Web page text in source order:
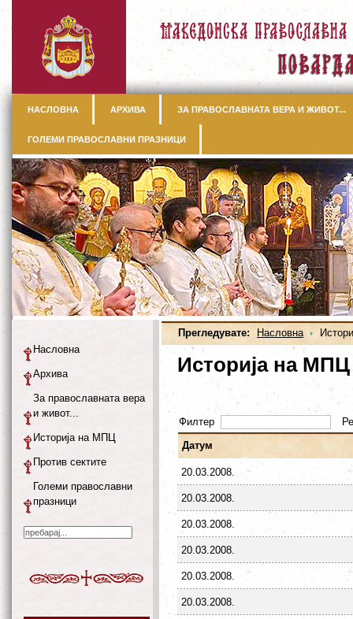
НАСЛОВНА АРХИВА ЗА ПРАВОСЛАВНАТА ВЕРА И ЖИВОТ...
ГОЛЕМИ ПРАВОСЛАВНИ ПРАЗНИЦИ
Прегледувате: Насловна
Историја на МПЦ
Филтер
Датум
20.03.2008.
20.03.2008.
20.03.2008.
20.03.2008.
20.03.2008.
20.03.2008.
Насловна
Архива
За православната вера
и живот...
Историја на МПЦ
Против сектите
Големи православни
празници